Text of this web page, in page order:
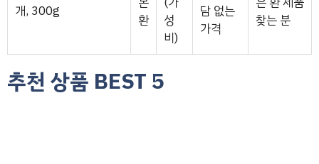
개, 300g
환
성
비)
담 없는
가격
찾는 분
추천 상품 BEST 5